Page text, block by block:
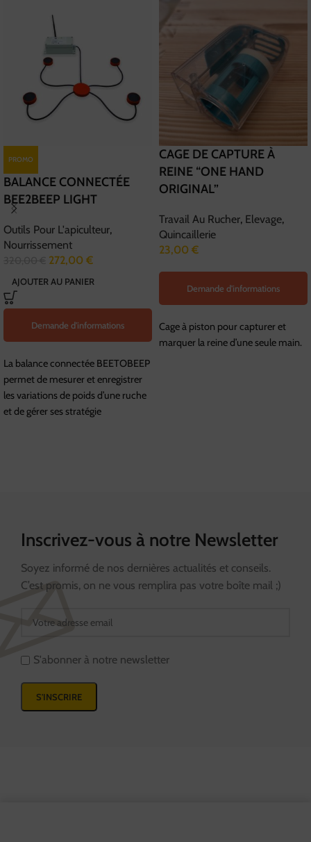
PROMO
BALANCE CONNECTÉE
BEE2BEEP LIGHT
Outils Pour L'apiculteur,
Nourrissement
272,00 €
AJOUTER AU PANIER
Demande d'informations
La balance connectée BEETOBEEP
permet de mesurer et enregistrer
les variations de poids d’une ruche
et de gérer ses stratégie
CAGE DE CAPTURE À
REINE “ONE HAND
ORIGINAL”
Travail Au Rucher, Elevage,
Quincaillerie
23,00 €
Demande d'informations
Cage à piston pour capturer et
marquer la reine d’une seule main.
Inscrivez-vous à notre Newsletter
Soyez informé de nos dernières actualités et conseils.
C’est promis, on ne vous remplira pas votre boîte mail ;)
S'abonner à notre newsletter